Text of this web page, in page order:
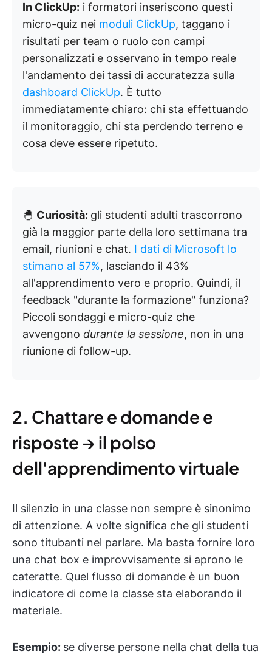
In ClickUp: i formatori inseriscono questi
micro-quiz nei moduli ClickUp, taggano i
risultati per team o ruolo con campi
personalizzati e osservano in tempo reale
l'andamento dei tassi di accuratezza sulla
dashboard ClickUp. È tutto
immediatamente chiaro: chi sta effettuando
il monitoraggio, chi sta perdendo terreno e
cosa deve essere ripetuto.
🐣 Curiosità: gli studenti adulti trascorrono
già la maggior parte della loro settimana tra
email, riunioni e chat. I dati di Microsoft lo
stimano al 57%, lasciando il 43%
all'apprendimento vero e proprio. Quindi, il
feedback "durante la formazione" funziona?
Piccoli sondaggi e micro-quiz che
avvengono durante la sessione, non in una
riunione di follow-up.
2. Chattare e domande e
risposte → il polso
dell'apprendimento virtuale
Il silenzio in una classe non sempre è sinonimo
di attenzione. A volte significa che gli studenti
sono titubanti nel parlare. Ma basta fornire loro
una chat box e improvvisamente si aprono le
cateratte. Quel flusso di domande è un buon
indicatore di come la classe sta elaborando il
materiale.
Esempio: se diverse persone nella chat della tua